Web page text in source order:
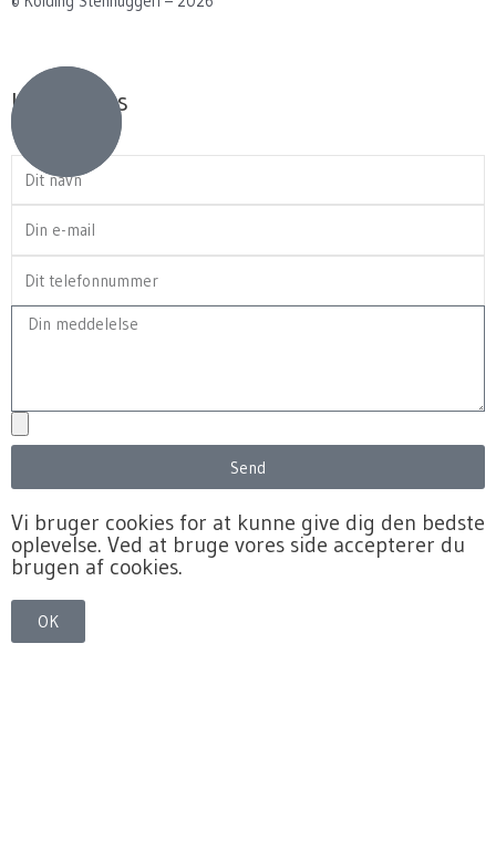
Kontakt os
navn
besked
Send
Vi bruger cookies for at kunne give dig den bedste
oplevelse. Ved at bruge vores side accepterer du
brugen af cookies.
OK